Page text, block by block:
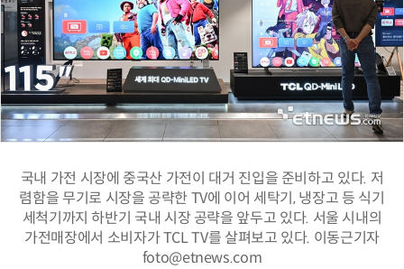
국내 가전 시장에 중국산 가전이 대거 진입을 준비하고 있다. 저
렴함을 무기로 시장을 공략한 TV에 이어 세탁기, 냉장고 등 식기
세척기까지 하반기 국내 시장 공략을 앞두고 있다. 서울 시내의
가전매장에서 소비자가 TCL TV를 살펴보고 있다. 이동근기자
foto@etnews.com